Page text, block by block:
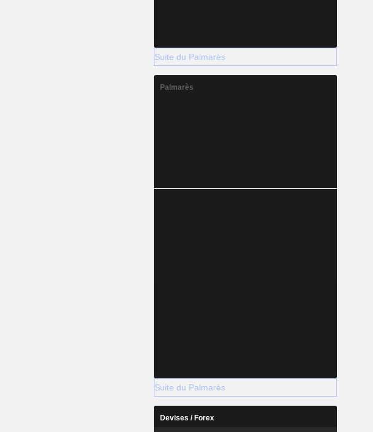
Suite du Palmarès
Palmarès
Suite du Palmarès
Devises / Forex